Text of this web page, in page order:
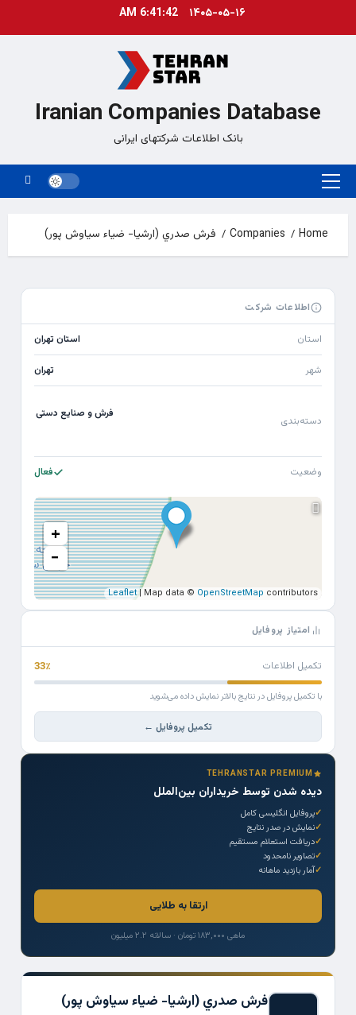
۱۴۰۵-۰۵-۱۶ 6:41:43 AM
Iranian Companies Database
بانک اطلاعات شرکتهای ایرانی
Primary
Home
Companies فرش صدري (ارشيا- ضياء سياوش پور)
فرش صدري (ارشيا- ضياء سياوش پور)
اطلاعات شرکت
استان استان تهران
شهر تهران
دسته‌بندی
فرش و صنایع دستی
وضعیت فعال
+
−
Leaflet| Map data © OpenStreetMap contributors
امتیاز پروفایل
تکمیل اطلاعات 33٪
با تکمیل پروفایل در نتایج بالاتر نمایش داده می‌شوید
تکمیل پروفایل ←
TEHRANSTAR PREMIUM
دیده شدن توسط خریداران بین‌الملل
پروفایل انگلیسی کامل
نمایش در صدر نتایج
دریافت استعلام مستقیم
تصاویر نامحدود
آمار بازدید ماهانه
ارتقا به طلایی
ماهی ۱۸۳,۰۰۰ تومان · سالانه ۲.۲ میلیون